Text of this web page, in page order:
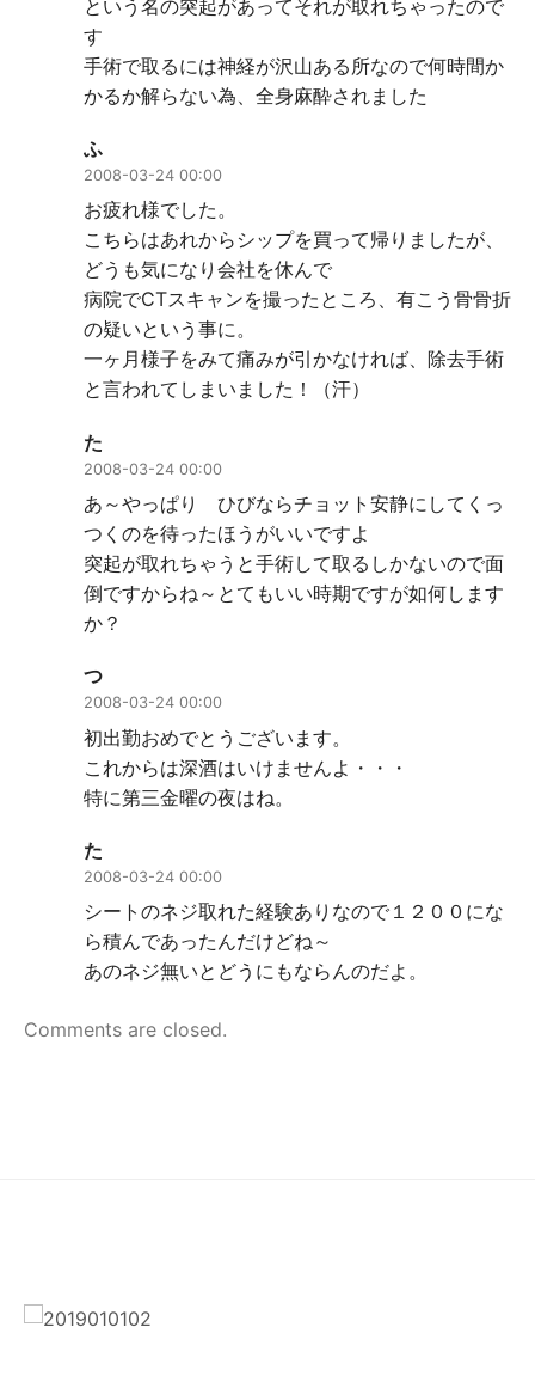
という名の突起があってそれが取れちゃったので
す
手術で取るには神経が沢山ある所なので何時間か
かるか解らない為、全身麻酔されました
ふ
2008-03-24 00:00
お疲れ様でした。
こちらはあれからシップを買って帰りましたが、
どうも気になり会社を休んで
病院でCTスキャンを撮ったところ、有こう骨骨折
の疑いという事に。
一ヶ月様子をみて痛みが引かなければ、除去手術
と言われてしまいました！（汗）
た
2008-03-24 00:00
あ～やっぱり ひびならチョット安静にしてくっ
つくのを待ったほうがいいですよ
突起が取れちゃうと手術して取るしかないので面
倒ですからね～とてもいい時期ですが如何します
か？
つ
2008-03-24 00:00
初出勤おめでとうございます。
これからは深酒はいけませんよ・・・
特に第三金曜の夜はね。
た
2008-03-24 00:00
シートのネジ取れた経験ありなので１２００にな
ら積んであったんだけどね～
あのネジ無いとどうにもならんのだよ。
Comments are closed.